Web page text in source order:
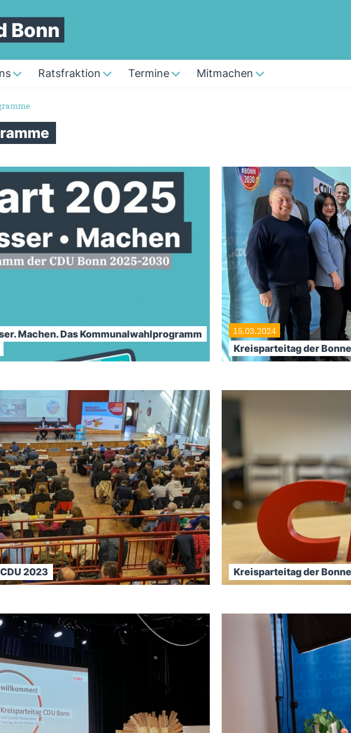
Bonn
Ratsfraktion Termine Mitmachen
Machen. Das Kommunalwahlprogramm
15.03.2024
Kreisparteitag der
2023 Kreisparteitag der